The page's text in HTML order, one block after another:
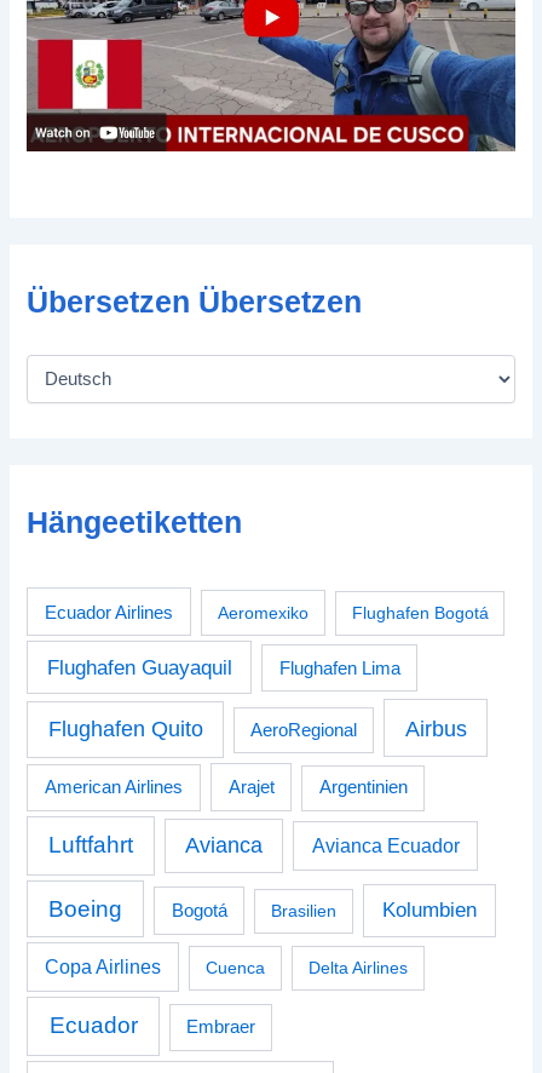
Übersetzen Übersetzen
Hängeetiketten
Ecuador Airlines Aeromexiko Flughafen Bogotá
Flughafen Guayaquil Flughafen Lima
Flughafen Quito AeroRegional Airbus
American Airlines Arajet Argentinien
Luftfahrt Avianca Avianca Ecuador
Boeing Bogotá Brasilien Kolumbien
Copa Airlines Cuenca Delta Airlines
Ecuador Embraer